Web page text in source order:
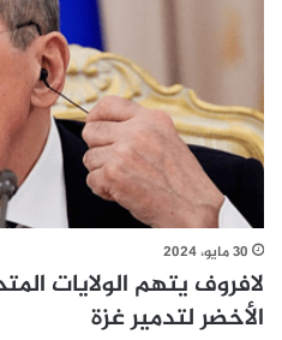
30 مايو، 2024
لافروف يتهم الولايات
الأخضر لتدمير غزة